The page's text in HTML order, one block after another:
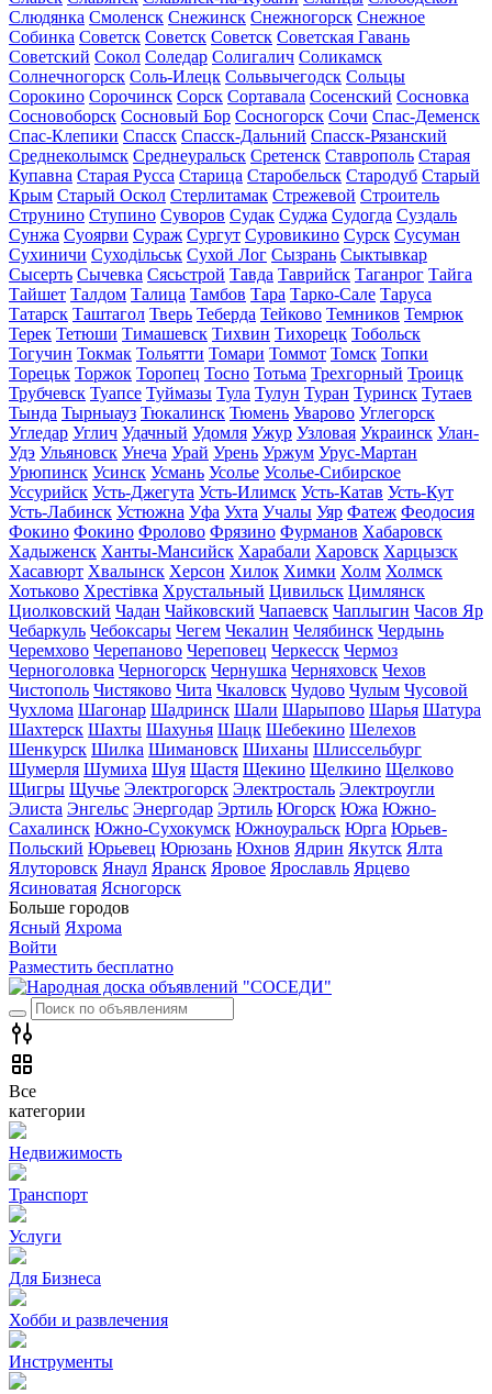
Слюдянка Смоленск Снежинск Снежногорск Снежное
Собинка Советск Советск Советск Советская Гавань
Советский Сокол Соледар Солигалич Соликамск
Солнечногорск Соль-Илецк Сольвычегодск Сольцы
Сорокино Сорочинск Сорск Сортавала Сосенский Сосновка
Сосновоборск Сосновый Бор Сосногорск Сочи Спас-Деменск
Спас-Клепики Спасск Спасск-Дальний Спасск-Рязанский
Среднеколымск Среднеуральск Сретенск Ставрополь Старая
Купавна Старая Русса Старица Старобельск Стародуб Старый
Крым Старый Оскол Стерлитамак Стрежевой Строитель
Струнино Ступино Суворов Судак Суджа Судогда Суздаль
Сунжа Суоярви Сураж Сургут Суровикино Сурск Сусуман
Сухиничи Суходільськ Сухой Лог Сызрань Сыктывкар
Сысерть Сычевка Сясьстрой Тавда Таврийск Таганрог Тайга
Тайшет Талдом Талица Тамбов Тара Тарко-Сале Таруса
Татарск Таштагол Тверь Теберда Тейково Темников Темрюк
Терек Тетюши Тимашевск Тихвин Тихорецк Тобольск
Тогучин Токмак Тольятти Томари Томмот Томск Топки
Торецьк Торжок Торопец Тосно Тотьма Трехгорный Троицк
Трубчевск Туапсе Туймазы Тула Тулун Туран Туринск Тутаев
Тында Тырныауз Тюкалинск Тюмень Уварово Углегорск
Угледар Углич Удачный Удомля Ужур Узловая Украинск Улан-
Удэ Ульяновск Унеча Урай Урень Уржум Урус-Мартан
Урюпинск Усинск Усмань Усолье Усолье-Сибирское
Уссурийск Усть-Джегута Усть-Илимск Усть-Катав Усть-Кут
Усть-Лабинск Устюжна Уфа Ухта Учалы Уяр Фатеж Феодосия
Фокино Фокино Фролово Фрязино Фурманов Хабаровск
Хадыженск Ханты-Мансийск Харабали Харовск Харцызск
Хасавюрт Хвалынск Херсон Хилок Химки Холм Холмск
Хотьково Хрестівка Хрустальный Цивильск Цимлянск
Циолковский Чадан Чайковский Чапаевск Чаплыгин Часов Яр
Чебаркуль Чебоксары Чегем Чекалин Челябинск Чердынь
Черемхово Черепаново Череповец Черкесск Чермоз
Черноголовка Черногорск Чернушка Черняховск Чехов
Чистополь Чистяково Чита Чкаловск Чудово Чулым Чусовой
Чухлома Шагонар Шадринск Шали Шарыпово Шарья Шатура
Шахтерск Шахты Шахунья Шацк Шебекино Шелехов
Шенкурск Шилка Шимановск Шиханы Шлиссельбург
Шумерля Шумиха Шуя Щастя Щекино Щелкино Щелково
Щигры Щучье Электрогорск Электросталь Электроугли
Элиста Энгельс Энергодар Эртиль Югорск Южа Южно-
Сахалинск Южно-Сухокумск Южноуральск Юрга Юрьев-
Польский Юрьевец Юрюзань Юхнов Ядрин Якутск Ялта
Ялуторовск Янаул Яранск Яровое Ярославль Ярцево
Ясиноватая Ясногорск
Больше городов
Ясный Яхрома
Войти
Разместить бесплатно
Все
категории
Недвижимость
Транспорт
Услуги
Для Бизнеса
Хобби и развлечения
Инструменты